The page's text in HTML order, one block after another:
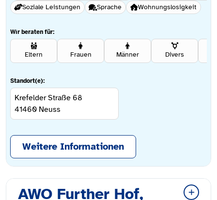
Soziale Leistungen Sprache Wohnungslosigkeit
Wir beraten für:
Eltern Frauen Männer Divers
Standort(e):
Krefelder Straße 68
41460 Neuss
Weitere Informationen
AWO Further Hof,